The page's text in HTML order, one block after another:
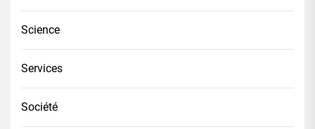
Science
Services
Société